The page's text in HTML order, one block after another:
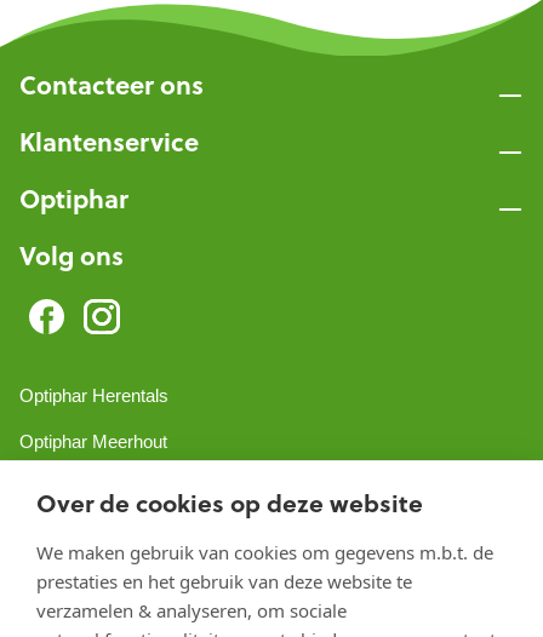
Over de cookies op deze website
We maken gebruik van cookies om gegevens m.b.t. de
prestaties en het gebruik van deze website te
verzamelen & analyseren, om sociale
Contacteer ons
Klantenservice
Optiphar
Volg ons
Optiphar Herentals
Optiphar Meerhout
Optiphar Turnhout